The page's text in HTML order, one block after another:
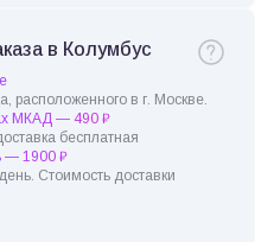
в Колумбус
расположенного в г. Москве.
МКАД — 490 ₽
бесплатная
— 1900 ₽
Стоимость доставки